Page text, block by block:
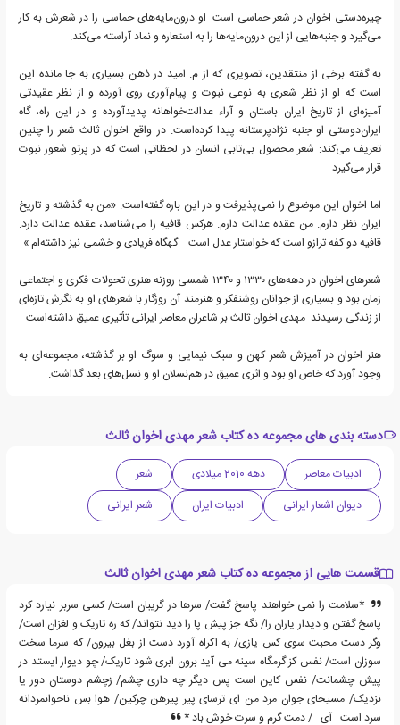
چیره‌دستی اخوان در شعر حماسی است. او درون‌مایه‌های حماسی را در شعرش به کار
می‌گیرد و جنبه‌هایی از این درون‌مایه‌ها را به استعاره و نماد آراسته می‌کند.
به گفته برخی از منتقدین، تصویری که از م. امید در ذهن بسیاری به جا مانده این
است که او از نظر شعری به نوعی نبوت و پیام‌آوری روی آورده و از نظر عقیدتی
آمیزه‌ای از تاریخ ایران باستان و آراء عدالت‌خواهانه پدیدآورده و در این راه، گاه
ایران‌دوستی او جنبه نژادپرستانه پیدا کرده‌است. در واقع اخوان ثالث شعر را چنین
تعریف می‌کند: شعر محصول بی‌تابی انسان در لحظاتی است که در پرتو شعور نبوت
قرار می‌گیرد.
اما اخوان این موضوع را نمی‌پذیرفت و در این باره گفته‌است: «من به گذشته و تاریخ
ایران نظر دارم. من عقده عدالت دارم. هرکس قافیه را می‌شناسد، عقده عدالت دارد.
قافیه دو کفه ترازو است که خواستار عدل است… گهگاه فریادی و خشمی نیز داشته‌ام.»
شعرهای اخوان در دهه‌های ۱۳۳۰ و ۱۳۴۰ شمسی روزنه هنری تحولات فکری و اجتماعی
زمان بود و بسیاری از جوانان روشنفکر و هنرمند آن روزگار با شعرهای او به نگرش تازه‌ای
از زندگی رسیدند. مهدی اخوان ثالث بر شاعران معاصر ایرانی تأثیری عمیق داشته‌است.
هنر اخوان در آمیزش شعر کهن و سبک نیمایی و سوگ او بر گذشته، مجموعه‌ای به
وجود آورد که خاص او بود و اثری عمیق در هم‌نسلان او و نسل‌های بعد گذاشت.
دسته بندی های مجموعه ده کتاب شعر مهدی اخوان ثالث
ادبیات معاصر دهه 2010 میلادی
شعر
دیوان اشعار ایرانی
ادبیات ایران شعر ایرانی
قسمت هایی از مجموعه ده کتاب شعر مهدی اخوان ثالث
*سلامت را نمی خواهند پاسخ گفت/ سرها در گریبان است/ کسی سربر نیارد کرد
پاسخ گفتن و دیدار یاران را/ نگه جز پیش پا را دید نتواند/ که ره تاریک و لغزان است/
وگر دست محبت سوی کس یازی/ به اکراه آورد دست از بغل بیرون/ که سرما سخت
سوزان است/ نفس کز گرمگاه سینه می آید برون ابری شود تاریک/ چو دیوار ایستد در
پیش چشمانت/ نفس کاین است پس دیگر چه داری چشم/ زچشم دوستان دور یا
نزدیک/ مسیحای جوان مرد من ای ترسای پیر پیرهن چرکین/ هوا بس ناحوانمردانه
سرد است…آی…/ دمت گرم و سرت خوش باد.*